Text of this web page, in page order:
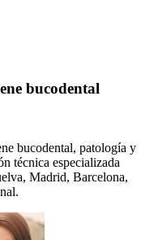
bucodental
bucodental, patología y
técnica especializada
Madrid, Barcelona,